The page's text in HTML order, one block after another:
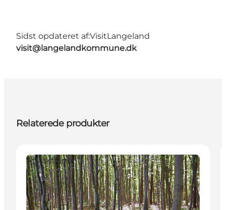
Sidst opdateret af:VisitLangeland
visit@langelandkommune.dk
Relaterede produkter
Attraktioner